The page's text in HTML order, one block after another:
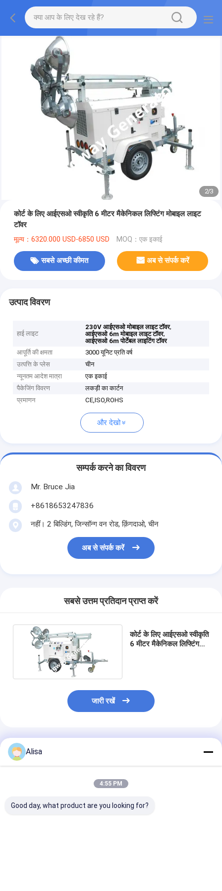
2/3
कोर्ट के लिए आईएसओ स्वीकृति 6 मीटर मैकेनिकल लिफ्टिंग मोबाइल लाइट
टॉवर
मूल्य：6320.000 USD-6850 USD MOQ：एक इकाई
सबसे अच्छी कीमत अब से संपर्क करें
उत्पाद विवरण
हाई लाइट
230V आईएसओ मोबाइल लाइट टॉवर,
आईएसओ 6m मोबाइल लाइट टॉवर,
आईएसओ 6m पोर्टेबल लाइटिंग टॉवर
आपूर्ति की क्षमता
3000 यूनिट प्रति वर्ष
उत्पत्ति के प्लेस
चीन
न्यूनतम आदेश मात्रा
एक इकाई
पैकेजिंग विवरण
लकड़ी का कार्टन
प्रमाणन
CE,ISO,ROHS
और देखो
सम्पर्क करने का विवरण
Mr. Bruce Jia
+8618653247836
नहीं। 2 बिल्डिंग, जिन्सॉन्ग वन रोड, क़िंगदाओ, चीन
अब से संपर्क करें
सबसे उत्तम प्रतिदान प्राप्त करें
कोर्ट के लिए आईएसओ स्वीकृति
6 मीटर मैकेनिकल लिफ्टिंग
जारी रखें
अनुशंसित उत्पाद
Alisa
4:55 PM
Good day, what product are you looking for?